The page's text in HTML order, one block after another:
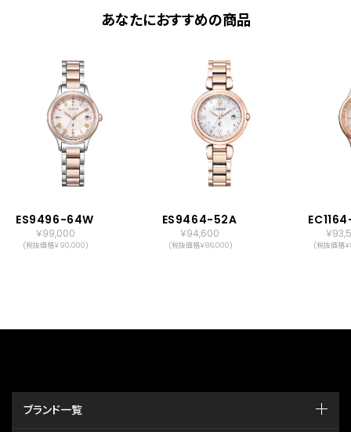
あなたにおすすめの商品
ES9496-64W
￥99,000
(税抜価格￥90,000)
ES9464-52A
￥94,600
(税抜価格￥86,000)
￥
(税抜価格
ブランド一覧